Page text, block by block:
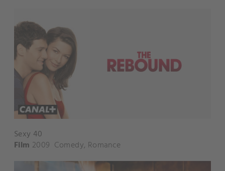
Sexy 40
Film 2009 Comedy, Romance